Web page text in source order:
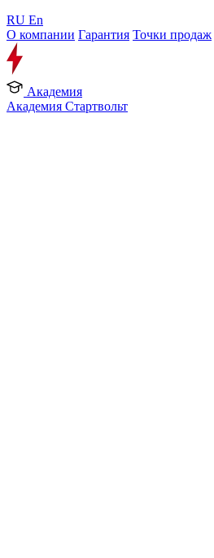
RU En
О компании Гарантия Точки продаж
Академия
Академия Стартвольт